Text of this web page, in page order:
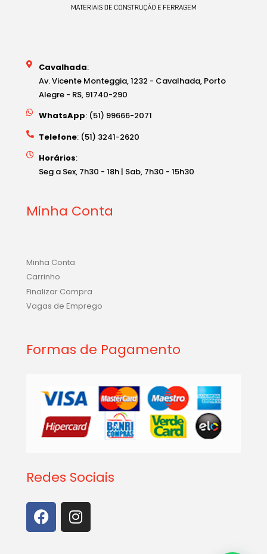
Cavalhada:
Av. Vicente Monteggia, 1232 - Cavalhada, Porto
Alegre - RS, 91740-290
WhatsApp: (51) 99666-2071
Telefone: (51) 3241-2620
Horários:
Seg a Sex, 7h30 - 18h | Sab, 7h30 - 15h30
Minha Conta
Minha Conta
Carrinho
Finalizar Compra
Vagas de Emprego
Formas de Pagamento
Redes Sociais